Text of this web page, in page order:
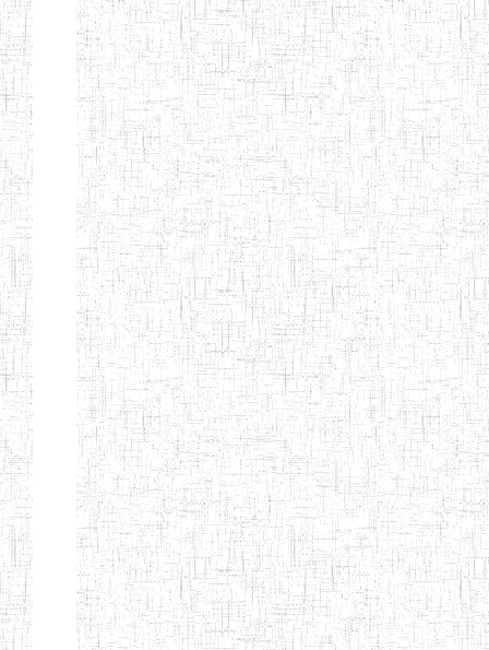
DOUALA
ENIET DE
DOUALA
05/11/1998 ENIET
ENIET DE
GAROUA
05/08/2010 ENIET
ENBIEG DE
GAROUA
01/01/1975 ENIEG
ENIEG DE
PITOA
01/01/1995 ENIEG
ENIEG DE
TCHOLLIRE
22/10/2002 ENIEG
ENIEG DE POLI 17/08/2012 ENIEG
ENIEG DE
GUIDER
10/09/2001 ENIEG